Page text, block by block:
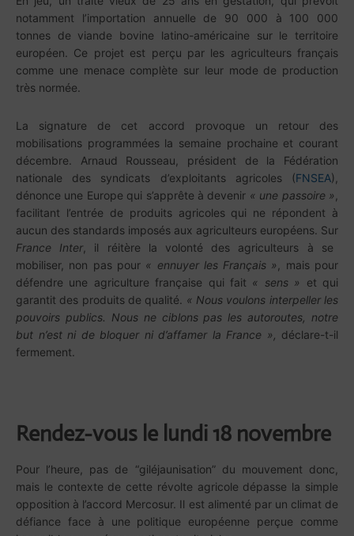
notamment l’importation annuelle de 90 000 à 100 000
tonnes de viande bovine latino-américaine sur le territoire
européen. Ce projet est perçu par les agriculteurs français
comme une menace complète sur leur mode de production
très normée.
La signature de cet accord provoque un retour des
mobilisations programmées la semaine prochaine et courant
décembre. Arnaud Rousseau, président de la Fédération
nationale des syndicats d’exploitants agricoles (FNSEA),
dénonce une Europe qui s’apprête à devenir « une passoire »
facilitant l’entrée de produits agricoles qui ne répondent à
aucun des standards imposés aux agriculteurs européens. Sur
France Inter , il réitère la volonté des agriculteurs à se
mobiliser, non pas pour « ennuyer les Français »
, mais pour
défendre une agriculture française qui fait « sens »
et qui
garantit des produits de qualité. « Nous voulons interpeller les
pouvoirs publics. Nous ne ciblons pas les autoroutes, notre
but n’est ni de bloquer ni d’affamer la France »,
déclare-t-il
fermement.
Rendez-vous le lundi 18 novembre
Pour l’heure, pas de “giléjaunisation” du mouvement donc,
mais le contexte de cette révolte agricole dépasse la simple
opposition à l’accord Mercosur. Il est alimenté par un climat de
défiance face à une politique européenne perçue comme